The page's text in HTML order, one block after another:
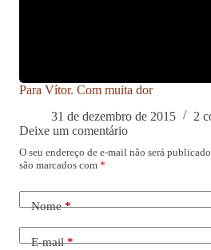
Para Vítor. Com muita dor
31 de dezembro de 2015
2
Deixe um comentário
O seu endereço de e-mail não será publicado.
são marcados com *
Nome*
E-mail*